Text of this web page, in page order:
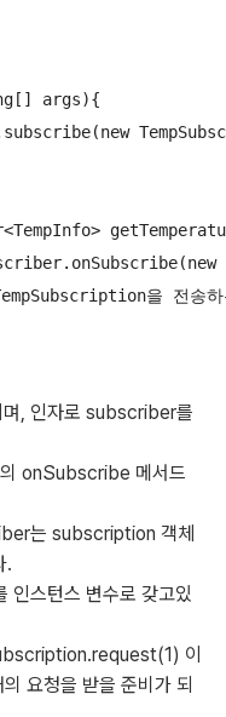
args){
을 전송
, 인자로 subscriber를
onSubscribe 메서드
는 subscription 객체
.
스턴스 변수로 갖고있
이
요청을 받을 준비가 되